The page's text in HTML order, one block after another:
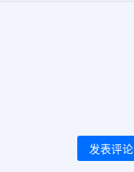
发表评论